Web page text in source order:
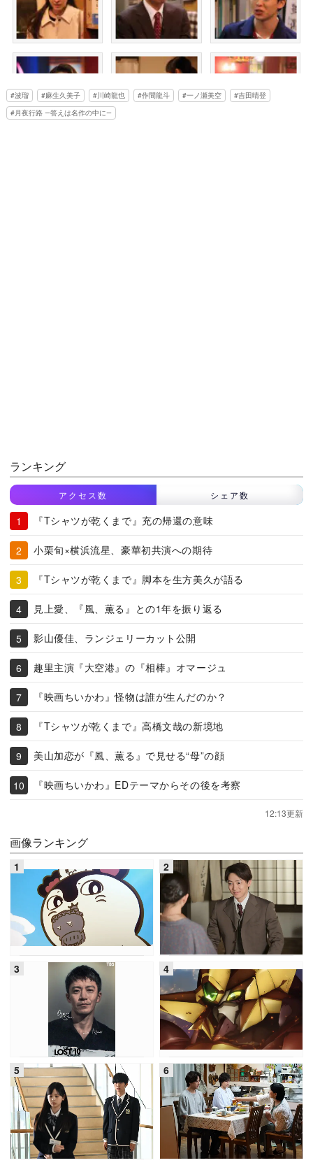
波瑠 麻生久美子 川崎龍也 作間龍斗 一ノ瀬美空
吉田晴登
月夜行路 ―答えは名作の中に―
ランキング
アクセス数 シェア数
『Tシャツが乾くまで』充の帰還の意味
小栗旬×横浜流星、豪華初共演への期待
『Tシャツが乾くまで』脚本を生方美久が語る
見上愛、『風、薫る』との1年を振り返る
影山優佳、ランジェリーカット公開
趣里主演『大空港』の『相棒』オマージュ
『映画ちいかわ』怪物は誰が生んだのか？
『Tシャツが乾くまで』高橋文哉の新境地
美山加恋が『風、薫る』で見せる“母”の顔
『映画ちいかわ』EDテーマからその後を考察
12:13更新
画像ランキング